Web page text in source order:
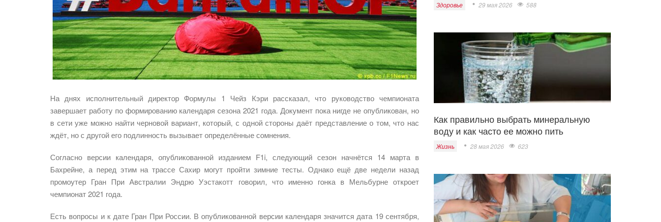
На днях исполнительный директор Формулы 1 Чейз Кэри рассказал, что руководство чемпионата
завершает работу по формированию календаря сезона 2021 года. Документ пока нигде не опубликован, но
в сети уже можно найти черновой вариант, который, с одной стороны даёт представление о том, что нас
ждёт, но с другой его подлинность вызывает определённые сомнения.
Согласно версии календаря, опубликованной изданием F1i, следующий сезон начнётся 14 марта в
Бахрейне, а перед этим на трассе Сахир могут пройти зимние тесты. Однако ещё две недели назад
промоутер Гран При Австралии Эндрю Уэстакотт говорил, что именно гонка в Мельбурне откроет
чемпионат 2021 года.
Есть вопросы и к дате Гран При России. В опубликованной версии календаря значится дата 19 сентября,
Здоровье 29 мая 2026 588
Как правильно выбрать минеральную
воду и как часто ее можно пить
Жизнь 28 мая 2026 623